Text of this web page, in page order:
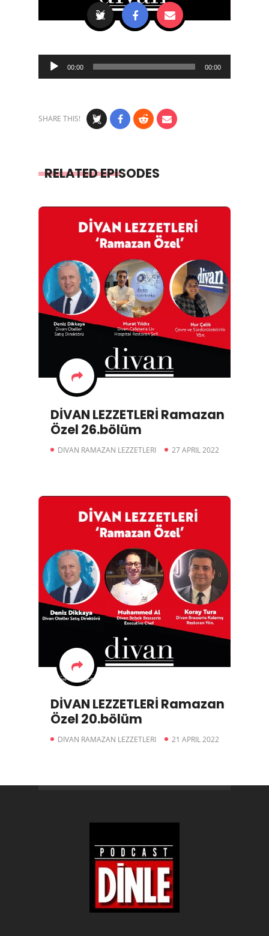
Audio
Player
00:00 00:00
SHARE THIS!
RELATED EPISODES
DİVAN LEZZETLERİ Ramazan
Özel 26.bölüm
DIVAN RAMAZAN LEZZETLERI 27 APRIL 2022
DİVAN LEZZETLERİ Ramazan
Özel 20.bölüm
DIVAN RAMAZAN LEZZETLERI 21 APRIL 2022